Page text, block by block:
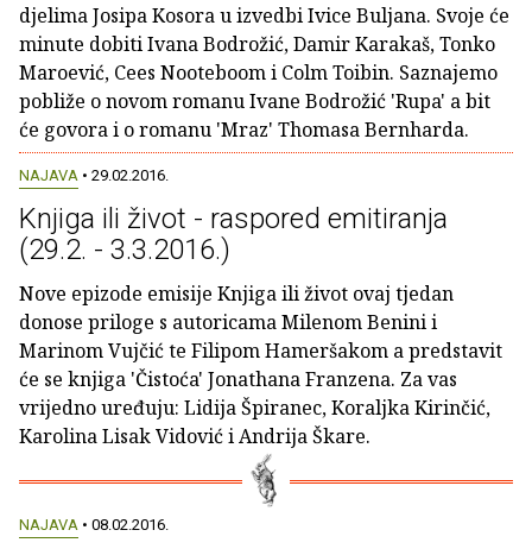
djelima Josipa Kosora u izvedbi Ivice Buljana. Svoje će
minute dobiti Ivana Bodrožić, Damir Karakaš, Tonko
Maroević, Cees Nooteboom i Colm Toibin. Saznajemo
pobliže o novom romanu Ivane Bodrožić 'Rupa' a bit
će govora i o romanu 'Mraz' Thomasa Bernharda.
NAJAVA • 29.02.2016.
Knjiga ili život - raspored emitiranja
(29.2. - 3.3.2016.)
Nove epizode emisije Knjiga ili život ovaj tjedan
donose priloge s autoricama Milenom Benini i
Marinom Vujčić te Filipom Hameršakom a predstavit
će se knjiga 'Čistoća' Jonathana Franzena. Za vas
vrijedno uređuju: Lidija Špiranec, Koraljka Kirinčić,
Karolina Lisak Vidović i Andrija Škare.
NAJAVA • 08.02.2016.